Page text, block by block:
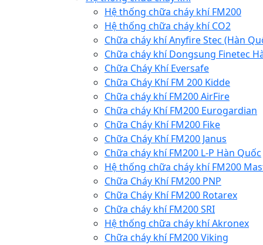
Hệ thống chữa cháy khí FM200
Hệ thống chữa cháy khí CO2
Chữa cháy khí Anyfire Stec (Hàn
Chữa cháy khí Dongsung Finetec
Chữa Cháy Khí Eversafe
Chữa Cháy Khí FM 200 Kidde
Chữa cháy khí FM200 AirFire
Chữa cháy Khí FM200 Eurogardian
Chữa Cháy Khí FM200 Fike
Chữa Cháy Khí FM200 Janus
Chữa cháy khí FM200 L-P Hàn Quốc
Hệ thống chữa cháy khí FM200
Chữa Cháy Khí FM200 PNP
Chữa Cháy Khí FM200 Rotarex
Chữa cháy khí FM200 SRI
Hệ thống chữa cháy khí Akronex
Chữa cháy khí FM200 Viking